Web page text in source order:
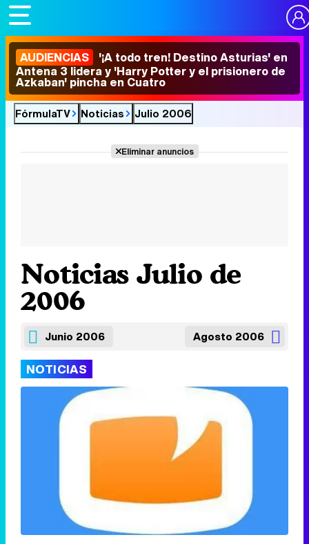
AUDIENCIAS '¡A todo tren! Destino Asturias' en
Antena 3 lidera y 'Harry Potter y el prisionero de
Azkaban' pincha en Cuatro
FórmulaTV Noticias Julio 2006
Eliminar anuncios
Noticias Julio de
2006
Junio 2006 Agosto 2006
NOTICIAS